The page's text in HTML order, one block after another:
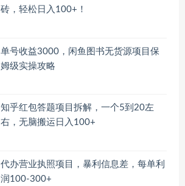
砖，轻松日入100+！
单号收益3000，闲鱼图书无货源项目保
姆级实操攻略
知乎红包答题项目拆解，一个5到20左
右，无脑搬运日入100+
代办营业执照项目，暴利信息差，每单利
润100-300+